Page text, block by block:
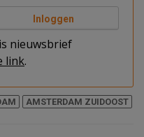
Inloggen
nieuwsbrief
link.
AMSTERDAM ZUIDOOST